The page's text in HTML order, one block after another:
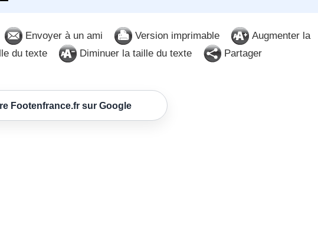
Envoyer à un ami Version imprimable
Augmenter la
du texte
Diminuer la taille du texte Partager
Footenfrance.fr sur Google